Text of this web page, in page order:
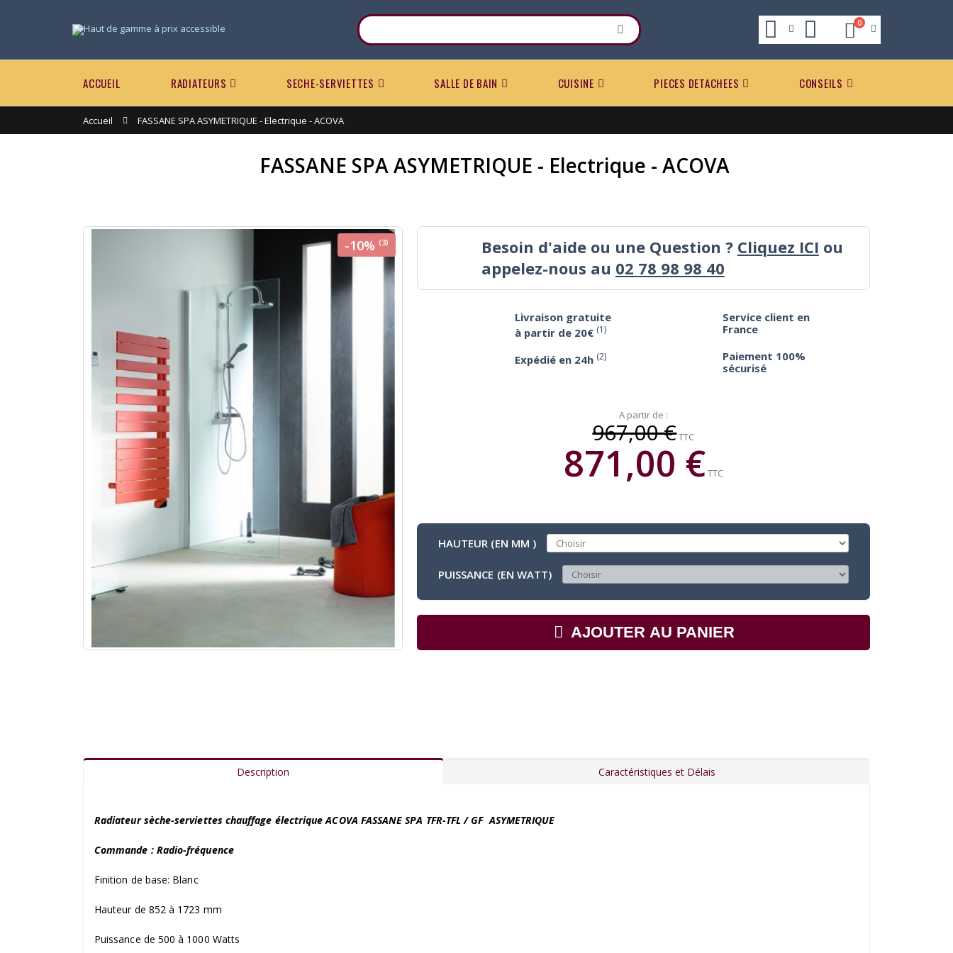
0
ACCUEIL RADIATEURS SECHE-SERVIETTES SALLE DE BAIN CUISINE PIECES DETACHEES CONSEILS
Accueil FASSANE SPA ASYMETRIQUE - Electrique - ACOVA
FASSANE SPA ASYMETRIQUE - Electrique - ACOVA
-10% (3) Besoin d'aide ou une Question ? Cliquez ICI ou
appelez-nous au 02 78 98 98 40
Livraison gratuite
à partir de 20€ (1)
Service client en
France
Expédié en 24h (2)
Paiement 100%
sécurisé
A partir de :
967,00 €TTC
871,00 €TTC
HAUTEUR (EN MM )
PUISSANCE (EN WATT)
AJOUTER AU PANIER
Description Caractéristiques et Délais
Radiateur sèche-serviettes chauffage électrique ACOVA FASSANE SPA TFR-TFL / GF ASYMETRIQUE
Commande : Radio-fréquence
Finition de base: Blanc
Hauteur de 852 à 1723 mm
Puissance de 500 à 1000 Watts